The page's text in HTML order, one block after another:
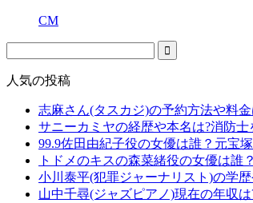
CM
人気の投稿
志麻さん(タスカジ)の予約方法や料
サニーカミヤの経歴や本名は?消防士
99.9佐田由紀子役の女優は誰？元宝
トドメのキスの森菜緒役の女優は誰
小川泰平(犯罪ジャーナリスト)の学
山中千尋(ジャズピアノ)現在の年収